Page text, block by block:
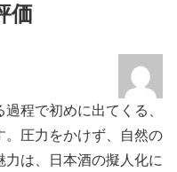
価
程で初めに出てくる、
。圧力をかけず、自然の
は、日本酒の擬人化に